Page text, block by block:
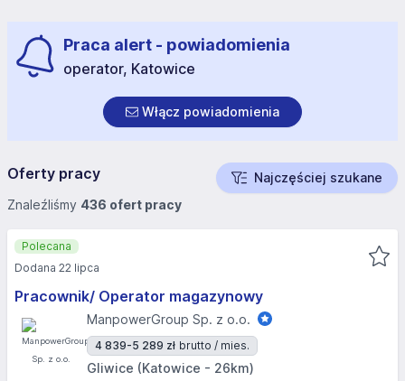
Praca alert - powiadomienia
operator, Katowice
Włącz powiadomienia
Oferty pracy
Najczęściej szukane
Znaleźliśmy 436 ofert pracy
Pracownik/ Operator magazynowy
ManpowerGroup Sp. z o.o.
4 839-5 289 zł brutto / mies.
Gliwice (Katowice - 26km)
Polecana
Dodana 22 lipca